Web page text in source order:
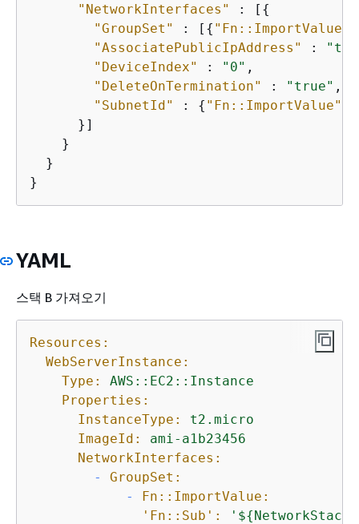
"NetworkInterfaces"
: [ {
"GroupSet"
: [ { "Fn::ImportValue"
"AssociatePublicIpAddress"
:
"DeviceIndex"
: "0" ,
"DeleteOnTermination"
: "true" ,
"SubnetId"
: { "Fn::ImportValue"
      }]
    }
  }
}
YAML
스택 B 가져오기
Resources:
WebServerInstance:
Type:
AWS::EC2::Instance
Properties:
InstanceType:
t2.micro
ImageId:
ami-a1b23456
NetworkInterfaces:
-
GroupSet:
-
Fn::ImportValue:
'Fn::Sub':
'${